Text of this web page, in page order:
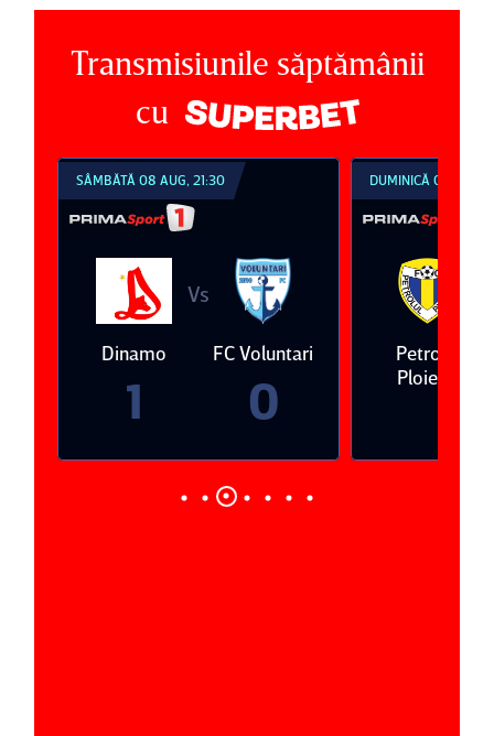
Transmisiunile săptămânii
cu
SÂMBĂTĂ 08 AUG, 21:30
Dinamo
1
Vs
FC Voluntari
0
DUMINICĂ 09 AUG,
Petrolul
Ploieşti